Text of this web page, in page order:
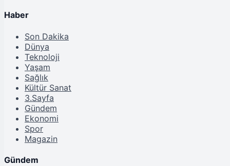
Haber
Son Dakika
Dünya
Teknoloji
Yaşam
Sağlık
Kültür Sanat
3.Sayfa
Gündem
Ekonomi
Spor
Magazin
Gündem